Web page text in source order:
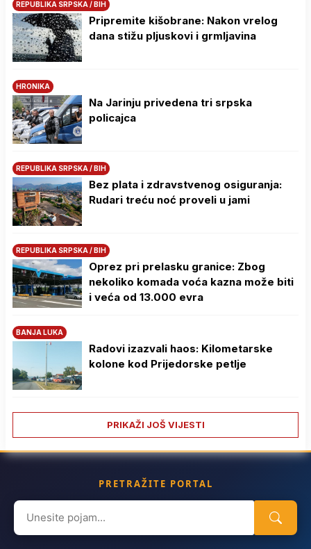
REPUBLIKA SRPSKA / BIH
Pripremite kišobrane: Nakon vrelog
dana stižu pljuskovi i grmljavina
HRONIKA
Na Јarinju privedena tri srpska
policajca
REPUBLIKA SRPSKA / BIH
Bez plata i zdravstvenog osiguranja:
Rudari treću noć proveli u jami
REPUBLIKA SRPSKA / BIH
Oprez pri prelasku granice: Zbog
nekoliko komada voća kazna može biti
i veća od 13.000 evra
BANJA LUKA
Radovi izazvali haos: Kilometarske
kolone kod Prijedorske petlje
PRIKAŽI JOŠ VIJESTI
PRETRAŽITE PORTAL
Search
for: